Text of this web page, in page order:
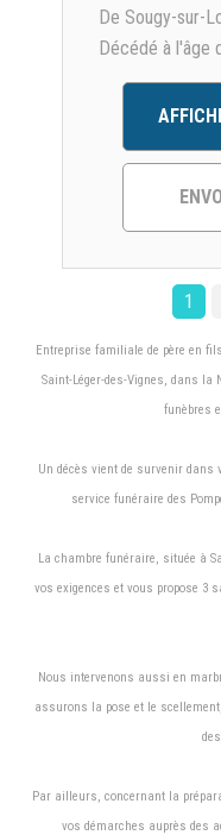
De Sougy-sur-
Décédé à l'âge
1
Entreprise familiale de père en
Saint-Léger-des-Vignes, dans la
funèbres
Un décès vient de survenir dans
service funéraire des
La chambre funéraire, située à
vos exigences et vous propose 3
Nous intervenons aussi en
assurons la pose et le
Par ailleurs, concernant la
vos démarches auprès des